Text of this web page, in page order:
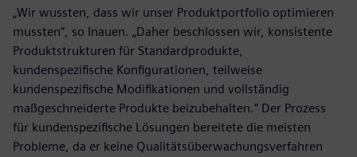
„Wir wussten, dass wir unser Produktportfolio optimieren
mussten“, so Inauen. „Daher beschlossen wir, konsistente
Produktstrukturen für Standardprodukte,
kundenspezifische Konfigurationen, teilweise
kundenspezifische Modifikationen und vollständig
maßgeschneiderte Produkte beizubehalten.“ Der Prozess
für kundenspezifische Lösungen bereitete die meisten
Probleme, da er keine Qualitätsüberwachungsverfahren